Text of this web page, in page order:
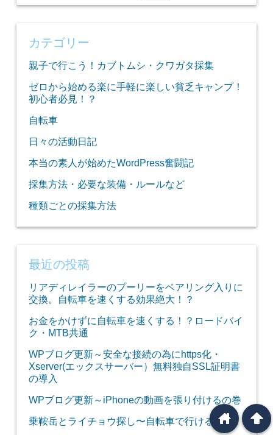
索:
カテゴリー
親子で行こう！カブトムシ・クワガタ採集
ゼロから始める楽に手軽に楽しい貧乏キャンプ！
初心者必見！？
自転車
日々の活動日記
本当の素人が始めたWordPress奮闘記
採集方法・必要な装備・ルールなど
種類ごとの採集方法
最近の投稿
リアディレイラーのプーリーをベアリング入りに
交換。自転車を速くする効果絶大！？
お金をかけずに自転車を速くする！？ロードバイ
ク・MTB共通
WPブログ更新～安全な接続の為にhttps化・
Xserver(エックスサーバー）無料独自SSL証明書
の導入
WPブログ更新～iPhoneの動画を張り付けるの巻
乗鞍岳とライチョウ探し〜自転車で行ける4大峠
arrowup
home